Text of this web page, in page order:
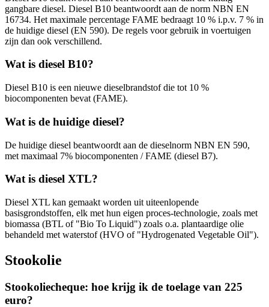
gangbare diesel. Diesel B10 beantwoordt aan de norm NBN EN
16734. Het maximale percentage FAME bedraagt 10 % i.p.v. 7 % in
de huidige diesel (EN 590). De regels voor gebruik in voertuigen
zijn dan ook verschillend.
Wat is diesel B10?
Diesel B10 is een nieuwe dieselbrandstof die tot 10 %
biocomponenten bevat (FAME).
Wat is de huidige diesel?
De huidige diesel beantwoordt aan de dieselnorm NBN EN 590,
met maximaal 7% biocomponenten / FAME (diesel B7).
Wat is diesel XTL?
Diesel XTL kan gemaakt worden uit uiteenlopende
basisgrondstoffen, elk met hun eigen proces-technologie, zoals met
biomassa (BTL of "Bio To Liquid") zoals o.a. plantaardige olie
behandeld met waterstof (HVO of "Hydrogenated Vegetable Oil").
Stookolie
Stookoliecheque: hoe krijg ik de toelage van 225
euro?